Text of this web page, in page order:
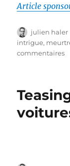
Article
Auteur
julien haler
intrigue,
commentairessur